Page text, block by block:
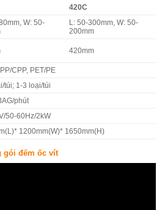
420C
W: 50-
L: 50-300mm, W: 50-
200mm
420mm
CPP, PET/PE
túi; 1-3 loại/túi
phút
50-60Hz/2kW
1200mm(W)* 1650mm(H)
gói đếm ốc vít